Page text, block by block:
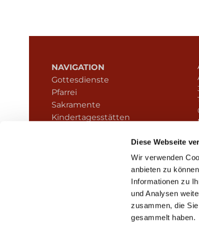
Diese Webseite
Wir verwenden
anbieten zu
Informationen zu
und Analysen
zusammen, die
gesammelt haben.
NAVIGATION
Gottesdienste
Pfarrei
Sakramente
Kindertagesstätten
Hinweisgeberschutz